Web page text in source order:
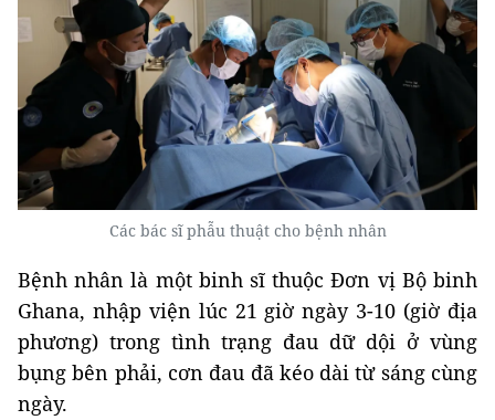
Các bác sĩ phẫu thuật cho bệnh nhân
Bệnh nhân là một binh sĩ thuộc Đơn vị Bộ binh
Ghana, nhập viện lúc 21 giờ ngày 3-10 (giờ địa
phương) trong tình trạng đau dữ dội ở vùng
bụng bên phải, cơn đau đã kéo dài từ sáng cùng
ngày.